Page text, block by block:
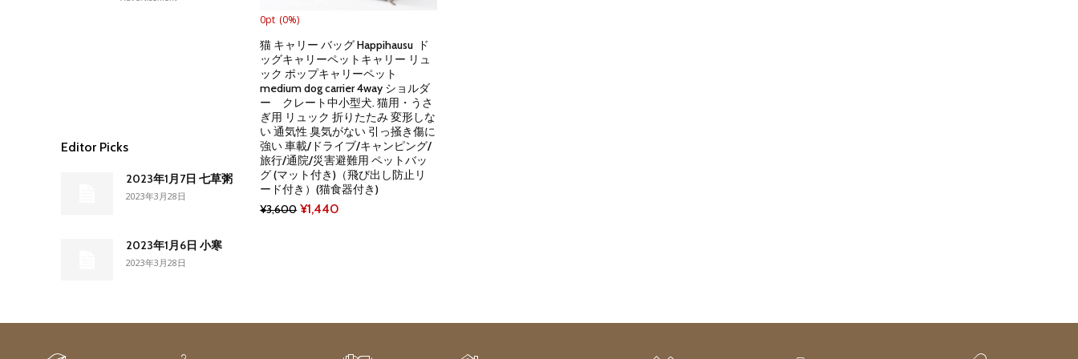
Editor Picks
2023年1月7日 七草粥
2023年3月28日
2023年1月6日 小寒
2023年3月28日
0pt (0%)
猫 キャリー バッグ Happihausu ド
ッグキャリーペットキャリー リュ
ック ポップキャリーペット
medium dog carrier 4way ショルダ
ー クレート中小型犬. 猫用・うさ
ぎ用 リュック 折りたたみ 変形しな
い 通気性 臭気がない 引っ掻き傷に
強い 車載/ドライブ/キャンピング/
旅行/通院/災害避難用 ペットバッ
グ (マット付き)（飛び出し防止リ
ード付き）(猫食器付き)
¥3,600 Original
¥1,440